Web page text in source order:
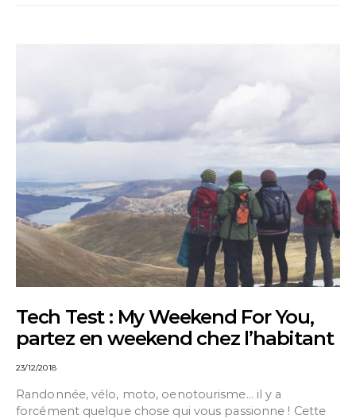
Tech Test : My Weekend For You,
partez en weekend chez l’habitant
23/12/2018
Randonnée, vélo, moto, oenotourisme… il y a
forcément quelque chose qui vous passionne ! Cette